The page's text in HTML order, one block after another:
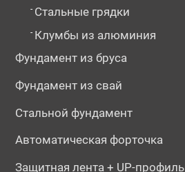
- Стальные грядки
- Клумбы из алюминия
Фундамент из бруса
Фундамент из свай
Стальной фундамент
Автоматическая форточка
Защитная лента + UP-профиль